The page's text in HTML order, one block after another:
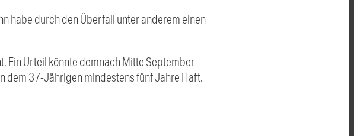
habe durch den Überfall unter anderem einen
Ein Urteil könnte demnach Mitte September
dem 37-Jährigen mindestens fünf Jahre Haft.